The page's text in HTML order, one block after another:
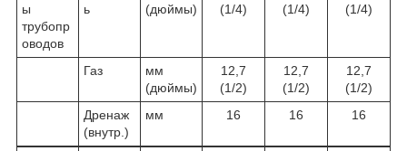
ы
трубопр
оводов
ь
(дюймы)
(1/4)
(1/4)
(1/4)
Газ
мм
(дюймы)
12,7
(1/2)
12,7
(1/2)
12,7
(1/2)
Дренаж
(внутр.)
мм 16 16 16